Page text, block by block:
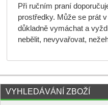
Při ručním praní
prostředky. Může se prát
důkladně vymáchat a
nebělit, nevyvařovat,
VYHLEDÁVÁNÍ ZBOŽÍ